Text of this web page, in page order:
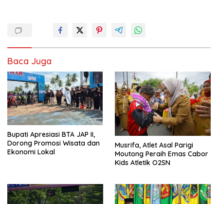
Baca Juga
Bupati Apresiasi BTA JAP II,
Dorong Promosi Wisata dan
Ekonomi Lokal
Musrifa, Atlet Asal Parigi
Moutong Peraih Emas Cabor
Kids Atletik O2SN